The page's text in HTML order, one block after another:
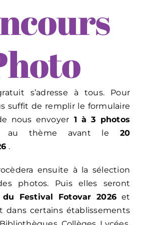
s’adresse à tous. Pour
suffit de remplir le formulaire
nous envoyer 1 à 3 photos
au thème avant le 20
.
ensuite à la sélection
photos. Puis elles seront
Festival Fotovar 2026 et
dans certains établissements